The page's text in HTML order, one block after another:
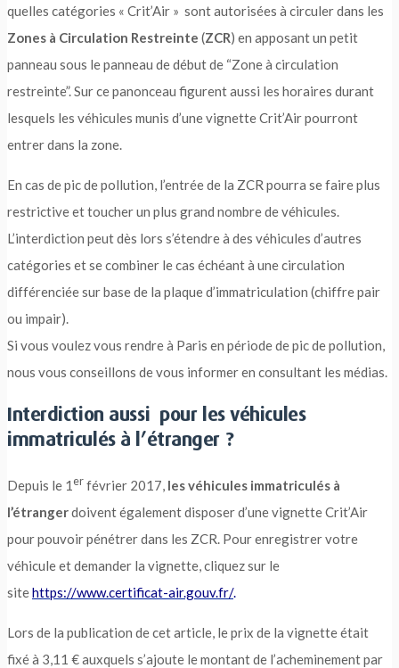
quelles catégories « Crit’Air » sont autorisées à circuler dans les
Zones à Circulation Restreinte (ZCR) en apposant un petit
panneau sous le panneau de début de “Zone à circulation
restreinte”. Sur ce panonceau figurent aussi les horaires durant
lesquels les véhicules munis d’une vignette Crit’Air pourront
entrer dans la zone.
En cas de pic de pollution, l’entrée de la ZCR pourra se faire plus
restrictive et toucher un plus grand nombre de véhicules.
L’interdiction peut dès lors s’étendre à des véhicules d’autres
catégories et se combiner le cas échéant à une circulation
différenciée sur base de la plaque d’immatriculation (chiffre pair
ou impair).
Si vous voulez vous rendre à Paris en période de pic de pollution,
nous vous conseillons de vous informer en consultant les médias.
Interdiction aussi pour les véhicules
immatriculés à l’étranger ?
Depuis le 1 er février 2017, les véhicules immatriculés à
l’étrangerdoivent également disposer d’une vignette Crit’Air
pour pouvoir pénétrer dans les ZCR. Pour enregistrer votre
véhicule et demander la vignette, cliquez sur le
sitehttps://www.certificat-air.gouv.fr/.
Lors de la publication de cet article, le prix de la vignette était
fixé à 3,11 € auxquels s’ajoute le montant de l’acheminement par